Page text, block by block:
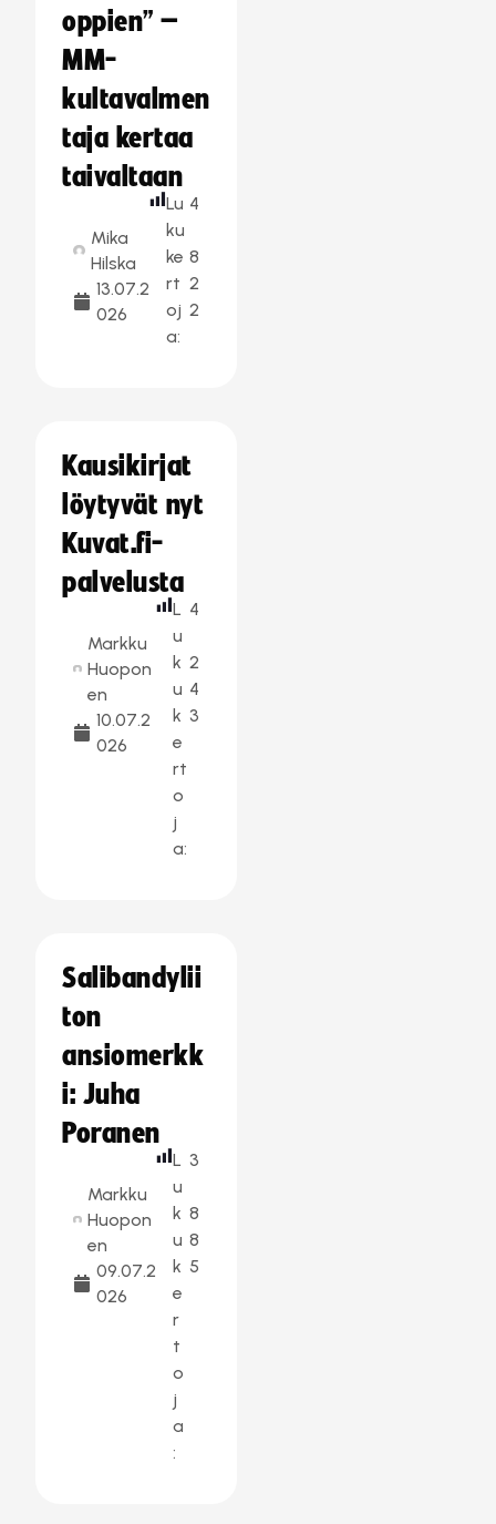
oppien” –
MM-
kultavalmen
taja kertaa
taivaltaan
Mika
Hilska
13.07.2
026
Lu
ku
ke
rt
oj
a:
4
8
2
2
Kausikirjat
löytyvät nyt
Kuvat.fi-
palvelusta
Markku
Huopon
en
10.07.2
026
L
u
k
u
k
e
rt
o
j
a:
4
2
4
3
Salibandylii
ton
ansiomerkk
i: Juha
Poranen
Markku
Huopon
en
09.07.2
026
L
u
k
u
k
e
r
t
o
j
a
:
3
8
8
5